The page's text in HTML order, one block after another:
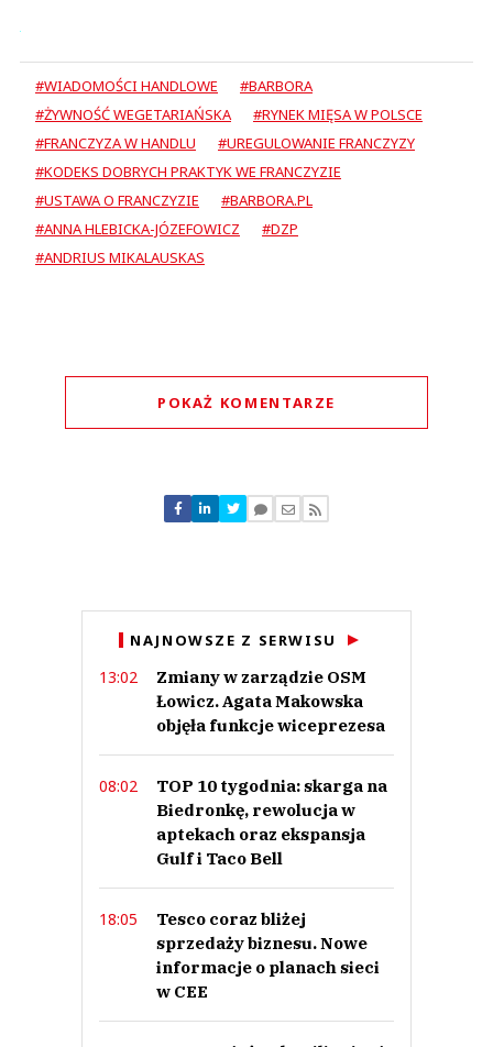
#WIADOMOŚCI HANDLOWE
#BARBORA
#ŻYWNOŚĆ WEGETARIAŃSKA
#RYNEK MIĘSA W POLSCE
#FRANCZYZA W HANDLU
#UREGULOWANIE FRANCZYZY
#KODEKS DOBRYCH PRAKTYK WE FRANCZYZIE
#USTAWA O FRANCZYZIE
#BARBORA.PL
#ANNA HLEBICKA-JÓZEFOWICZ
#DZP
#ANDRIUS MIKALAUSKAS
POKAŻ KOMENTARZE
Nie znaleziono komentarzy
Zostaw swoje komentarze
NAJNOWSZE Z SERWISU
13:02
Zmiany w zarządzie OSM
Łowicz. Agata Makowska
objęła funkcje wiceprezesa
08:02
TOP 10 tygodnia: skarga na
Biedronkę, rewolucja w
aptekach oraz ekspansja
Gulf i Taco Bell
18:05
Tesco coraz bliżej
sprzedaży biznesu. Nowe
informacje o planach sieci
w CEE